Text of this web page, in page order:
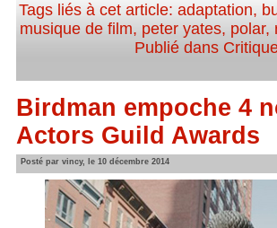
Tags liés à cet article:adaptation,
musique de film, peter yates, polar,
Publié dans
Birdman empoche 4
Actors Guild Awards
Posté par vincy, le 10 décembre 2014